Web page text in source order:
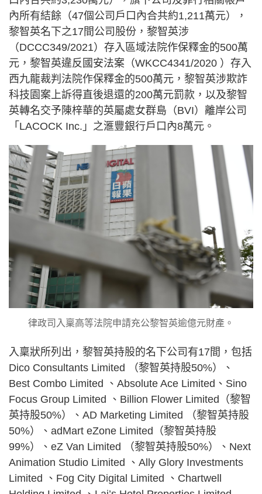
內所有結餘（47個公司戶口內合共約1,211萬元），
黎智英名下之17間公司股份，黎智英涉
（DCCC349/2021）存入區域法院作保釋金的500萬
元，黎智英違反國安法案（WKCC4341/2020 ）存入
西九龍裁判法院作保釋金的500萬元，黎智英涉欺詐
科技園案上訴得直後退還的200萬元罰款，以及黎智
英轉名交予陳梓華的英屬處女群島（BVI）離岸公司
「LACOCK Inc.」之滙豐銀行戶口內8萬元。
律政司入稟高等法院申請充公黎智英逾億元財產。
入稟狀所列出，黎智英持股的名下公司有17間，包括
Dico Consultants Limited （黎智英持股50%）、
Best Combo Limited 、Absolute Ace Limited、Sino
Focus Group Limited 、Billion Flower Limited（黎智
英持股50%）、AD Marketing Limited （黎智英持股
50%）、adMart eZone Limited（黎智英持股
99%）、eZ Van Limited （黎智英持股50%）、Next
Animation Studio Limited 、Ally Glory Investments
Limited 、Fog City Digital Limited 、Chartwell